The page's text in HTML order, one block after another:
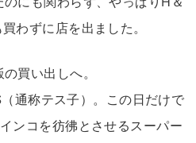
わずに店を出ました。
買い出しへ。
通称テス子）。この日だけで
ンコを彷彿とさせるスーパー